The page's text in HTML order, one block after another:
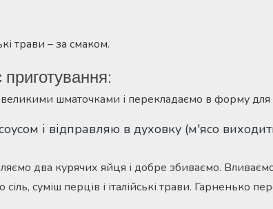
трави – за смаком.
шматочками і перекладаємо в форму для
два курячих яйця і добре збиваємо.
суміш перців і італійські трави. Гарненько